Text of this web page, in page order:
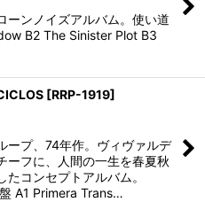
ーンノイズアルバム。使い道
B2 The Sinister Plot B3
[RRP-1919]
ープ、74年作。ヴィヴァルデ
ーフに、人間の一生を春夏秋
コンセプトアルバム。
A1 Primera Trans…